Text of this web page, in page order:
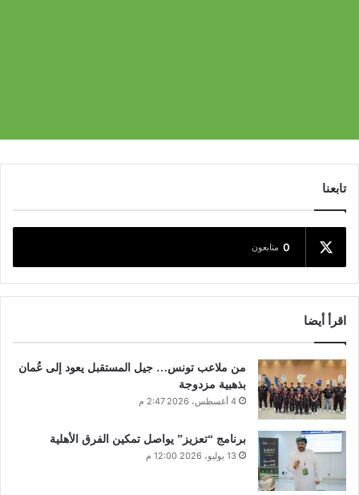
تابعنا
0 متابعون
اقرأ أيضا
من ملاعب تونس… جيل المستقبل يعود إلى عُمان
بذهبية مزدوجة
4 أغسطس، 2026 2:47 م
برنامج “تعزيز” يواصل تمكين الفرق الأهلية
13 يوليو، 2026 12:00 م